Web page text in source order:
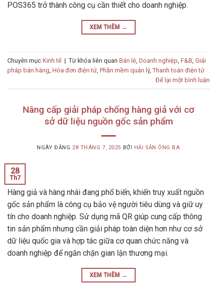
POS365 trở thành công cụ cần thiết cho doanh nghiệp.
XEM THÊM →
Chuyên mục Kinh tế | Từ khóa liên quan Bán lẻ Doanh nghiệp F&B Giải
pháp bán hàng Hóa đơn điện tử Phần mềm quản lý, Thanh toán điện tử
Để lại một bình luận
Nâng cấp giải pháp chống hàng giả với cơ
sở dữ liệu nguồn gốc sản phẩm
NGÀY ĐĂNG 28 THÁNG 7, 2025 BỞI HẢI SẢN ÔNG BA
28
Th7
Hàng giả và hàng nhái đang phổ biến, khiến truy xuất nguồn
gốc sản phẩm là công cụ bảo vệ người tiêu dùng và giữ uy
tín cho doanh nghiệp. Sử dụng mã QR giúp cung cấp thông
tin sản phẩm nhưng cần giải pháp toàn diện hơn như cơ sở
dữ liệu quốc gia và hợp tác giữa cơ quan chức năng và
doanh nghiệp để ngăn chặn gian lận thương mại.
XEM THÊM →